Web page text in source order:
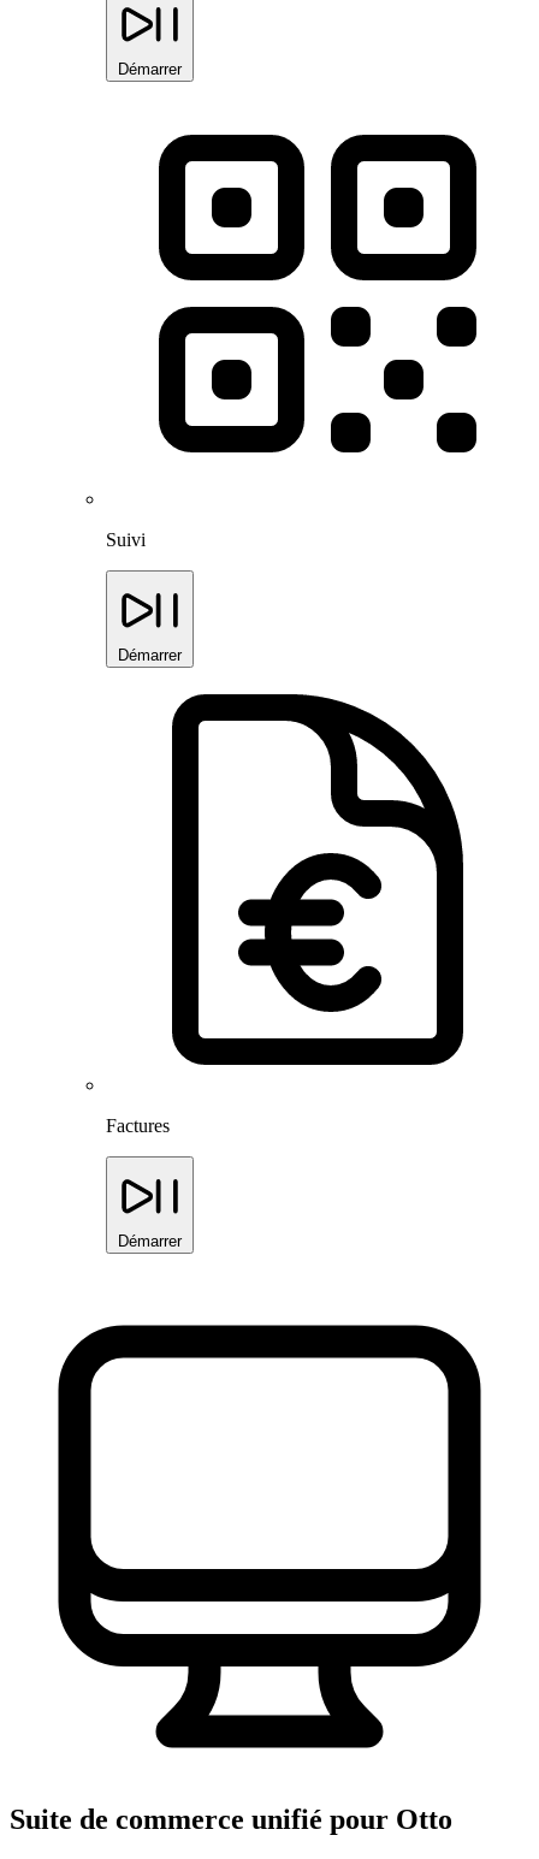
Démarrer
Suivi
Démarrer
Factures
Démarrer
Suite de commerce unifié pour Otto